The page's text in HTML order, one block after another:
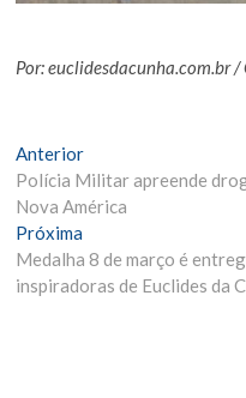
Por: euclidesdacunha.com.br
Navegação
de
Post
AnteriorMatéria
Anterior:
Polícia Militar apreende
Nova América
Próxima
Materia:
Medalha 8 de março é
inspiradoras de Euclides da